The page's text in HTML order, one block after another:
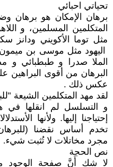
تحياتي احبائي
برهان الإمكان هو برهان
المتكلمين المسلمين، و
مثل توما الأكويني
اليهود مثل موسى بن
الملا صدرا و طبطبائي و
البرهان من أقوى البراهين
عكس ذلك .
لقد مهد المتكلمين الشيعة
و التسلسل لم انقلها في
إحتياجنا إليها. ولأنها
تخدم أساس نقضنا
مجرد مخاتلات لا تُثبت شيء.
نص الحجة
لا شك أَنَّ صفحة الوجود